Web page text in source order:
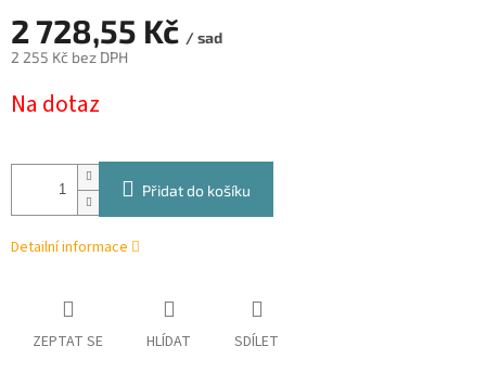
2 728,55 Kč / sad
2 255 Kč bez DPH
cena:
Na dotaz
Přidat do košíku
Detailní informace
ZEPTAT SE HLÍDAT SDÍLET